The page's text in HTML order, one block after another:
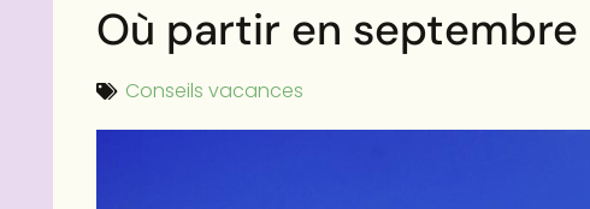
Où partir en
Conseils vacances